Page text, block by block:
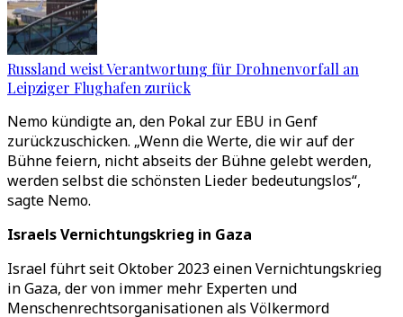
Russland weist Verantwortung für Drohnenvorfall an
Leipziger Flughafen zurück
Nemo kündigte an, den Pokal zur EBU in Genf
zurückzuschicken. „Wenn die Werte, die wir auf der
Bühne feiern, nicht abseits der Bühne gelebt werden,
werden selbst die schönsten Lieder bedeutungslos“,
sagte Nemo.
Israels Vernichtungskrieg in Gaza
Israel führt seit Oktober 2023 einen Vernichtungskrieg
in Gaza, der von immer mehr Experten und
Menschenrechtsorganisationen als Völkermord